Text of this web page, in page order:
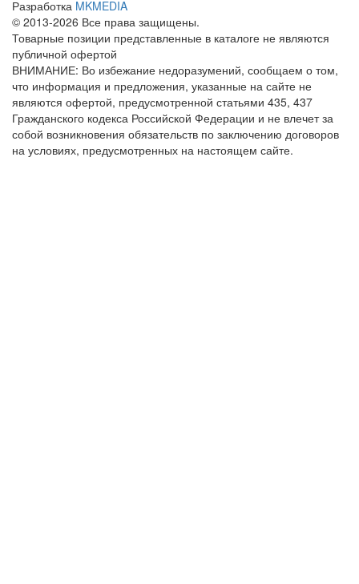
Разработка MKMEDIA
© 2013-2026 Все права защищены.
Товарные позиции представленные в каталоге не являются
публичной офертой
ВНИМАНИЕ: Во избежание недоразумений, сообщаем о том,
что информация и предложения, указанные на сайте не
являются офертой, предусмотренной статьями 435, 437
Гражданского кодекса Российской Федерации и не влечет за
собой возникновения обязательств по заключению договоров
на условиях, предусмотренных на настоящем сайте.